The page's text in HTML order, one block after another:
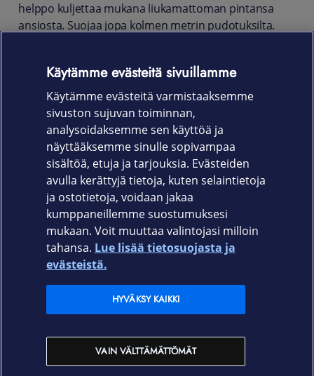
helppo kuljettaa mukana liukamattoman pintansa
ansiosta. Suojaa jopa kolmen metrin pudotuksilta.
napit toimivat normaalisti.
Tuotekoodi:
T21-11528 kirkas
T21-11529 musta
Elisa.fi
Elisan myymälät
Käytämme evästeitä sivuillamme
Käytämme evästeitä varmistaaksemme
sivuston sujuvan toiminnan,
analysoidaksemme sen käyttöä ja
näyttääksemme sinulle sopivampaa
sisältöä, etuja ja tarjouksia. Evästeiden
avulla kerättyjä tietoja, kuten selaintietoja
ja ostotietoja, voidaan jakaa
kumppaneillemme suostumuksesi
mukaan. Voit muuttaa valintojasi milloin
tahansa. Lue lisää tietosuojasta ja
evästeistä.
VAIN VÄLTTÄMÄTTÖMÄT
HYVÄKSY KAIKKI